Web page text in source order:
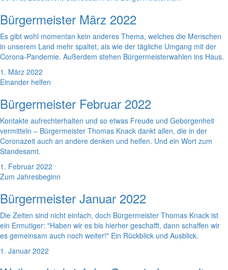
Bürgermeister März 2022
Es gibt wohl momentan kein anderes Thema, welches die Menschen
in unserem Land mehr spaltet, als wie der tägliche Umgang mit der
Corona-Pandemie. Außerdem stehen Bürgermeisterwahlen ins Haus.
1. März 2022
Einander helfen
Bürgermeister Februar 2022
Kontakte aufrechterhalten und so etwas Freude und Geborgenheit
vermitteln – Bürgermeister Thomas Knack dankt allen, die in der
Coronazeit auch an andere denken und helfen. Und ein Wort zum
Standesamt.
1. Februar 2022
Zum Jahresbeginn
Bürgermeister Januar 2022
Die Zeiten sind nicht einfach, doch Bürgermeister Thomas Knack ist
ein Ermutiger: "Haben wir es bis hierher geschafft, dann schaffen wir
es gemeinsam auch noch weiter!" Ein Rückblick und Ausblick.
1. Januar 2022